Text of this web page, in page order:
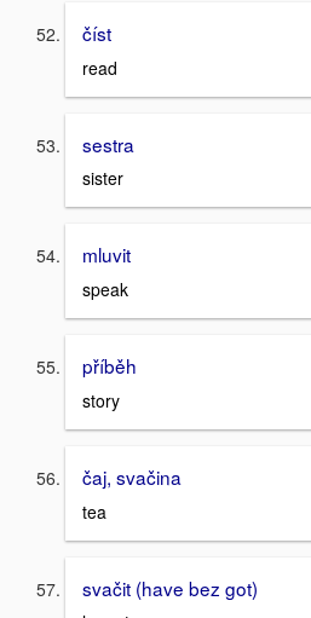
číst
read
sestra
sister
mluvit
speak
příběh
story
čaj, svačina
tea
svačit (have bez got)